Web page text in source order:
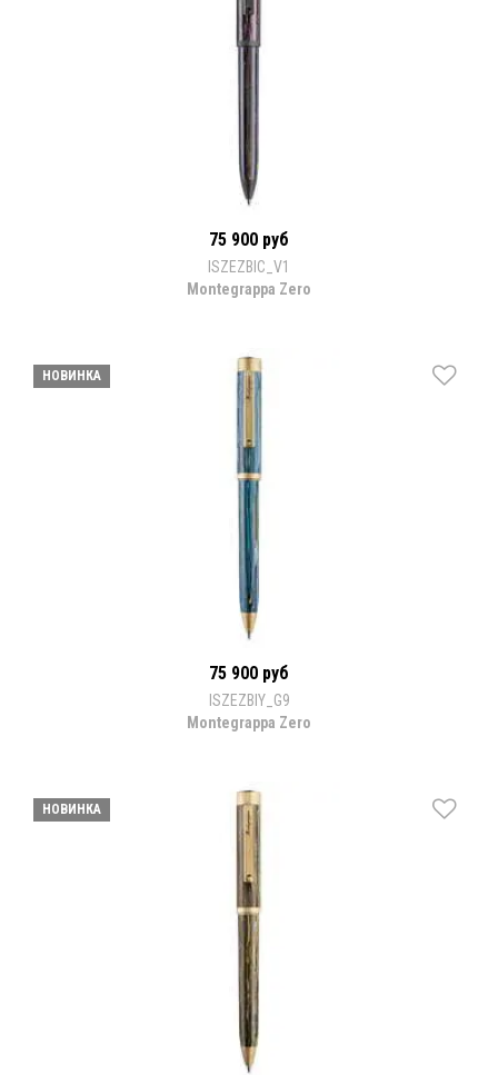
75 900 руб
ISZEZBIC_V1
Montegrappa Zero
НОВИНКА
75 900 руб
ISZEZBIY_G9
Montegrappa Zero
НОВИНКА